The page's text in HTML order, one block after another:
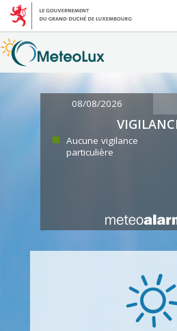
08/08/2026
Aucune vigilance
particulière